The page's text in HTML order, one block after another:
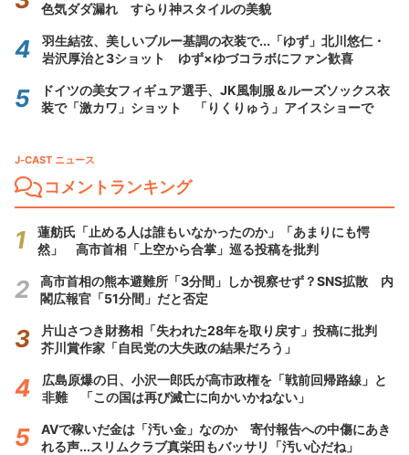
色気ダダ漏れ すらり神スタイルの美貌
羽生結弦、美しいブルー基調の衣装で...「ゆず」北川悠仁・
岩沢厚治と3ショット ゆず×ゆづコラボにファン歓喜
ドイツの美女フィギュア選手、JK風制服＆ルーズソックス衣
装で「激カワ」ショット 「りくりゅう」アイスショーで
J-CAST ニュース
コメントランキング
蓮舫氏「止める人は誰もいなかったのか」「あまりにも愕
然」 高市首相「上空から合掌」巡る投稿を批判
高市首相の熊本避難所「3分間」しか視察せず？SNS拡散 内
閣広報官「51分間」だと否定
片山さつき財務相「失われた28年を取り戻す」投稿に批判
芥川賞作家「自民党の大失政の結果だろう」
広島原爆の日、小沢一郎氏が高市政権を「戦前回帰路線」と
非難 「この国は再び滅亡に向かいかねない」
AVで稼いだ金は「汚い金」なのか 寄付報告への中傷にあき
れる声...スリムクラブ真栄田もバッサリ「汚い心だね」